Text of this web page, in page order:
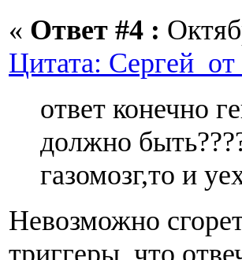
« Ответ #4 :
Цитата: Сергей
ответ конечно
должно
газомозг,то и
Невозможно